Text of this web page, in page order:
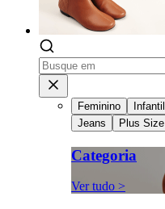
Feminino Infantil
Jeans
Plus Size
Categoria
Ver tudo >